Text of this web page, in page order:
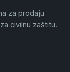
za prodaju
civilnu zaštitu.